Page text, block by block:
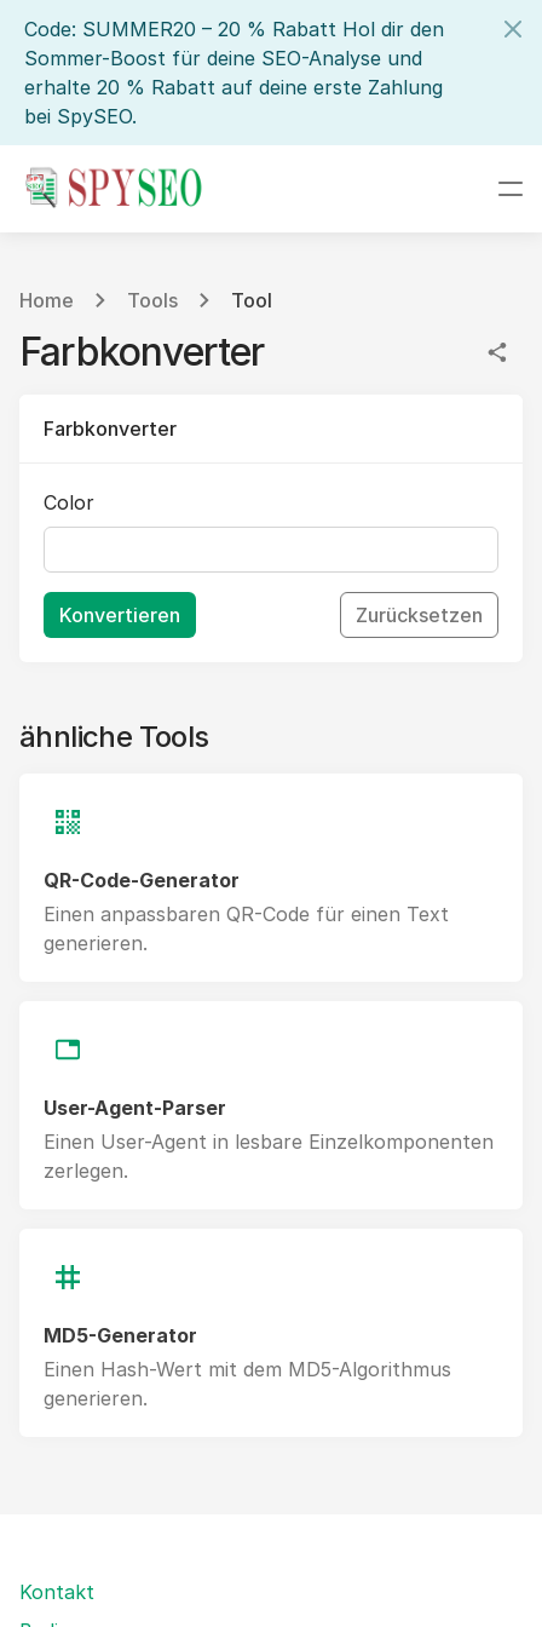
Code: SUMMER20 – 20 % Rabatt Hol dir den
Sommer-Boost für deine SEO-Analyse und
erhalte 20 % Rabatt auf deine erste Zahlung
bei SpySEO.
Home Tools Tool
Farbkonverter
Farbkonverter
Color
Konvertieren Zurücksetzen
ähnliche Tools
QR-Code-Generator
Einen anpassbaren QR-Code für einen Text
generieren.
User-Agent-Parser
Einen User-Agent in lesbare Einzelkomponenten
zerlegen.
MD5-Generator
Einen Hash-Wert mit dem MD5-Algorithmus
generieren.
Kontakt